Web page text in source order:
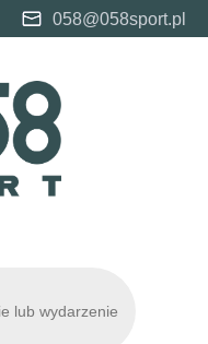
058@058sport.pl